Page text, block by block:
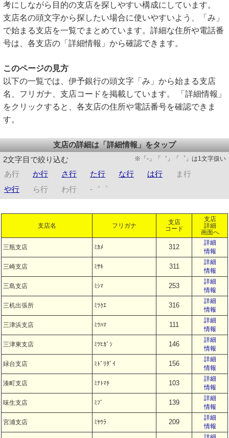
考にしながら目的の支店を探しやすい構成にしています。
支店名の頭文字から探したい場合に使いやすいよう、「み」
で始まる支店を一覧でまとめています。詳細な住所や電話番
号は、各支店の「詳細情報」から確認できます。
このページの見方
以下の一覧では、伊予銀行の頭文字「み」から始まる支店
名、フリガナ、支店コードを掲載しています。 「詳細情報」
をクリックすると、各支店の住所や電話番号を確認できま
す。
支店の詳細は「詳細情報」をタップ
2文字目で絞り込む
※「-」「゛」「゜」は1文字扱い
あ行 か行 さ行 た行 な行 は行
ま行
や行
ら行 わ行 -゛゜
支店名 フリガナ
支店
コード
支店
詳細
画面へ
三瓶支店 ﾐｶﾒ 312
詳細
情報
三崎支店 ﾐｻｷ 311
詳細
情報
三島支店 ﾐｼﾏ 253
詳細
情報
三机出張所 ﾐﾂｸｴ 316
詳細
情報
三津浜支店 ﾐﾂﾊﾏ 111
詳細
情報
三津東支店 ﾐﾂﾋｶﾞｼ 146
詳細
情報
緑台支店 ﾐﾄﾞﾘﾀﾞｲ 156
詳細
情報
湊町支店 ﾐﾅﾄﾏﾁ 103
詳細
情報
味生支店 ﾐﾌﾞ 139
詳細
情報
宮浦支店 ﾐﾔｳﾗ 209
詳細
情報